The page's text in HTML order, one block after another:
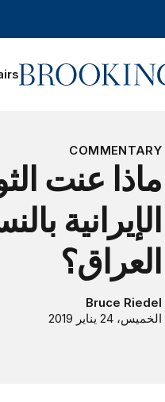
COMMENTARY
ماذا عنت
الإيرانية
العراق؟
Bruce Riedel
الخميس، 24 يناير 2019